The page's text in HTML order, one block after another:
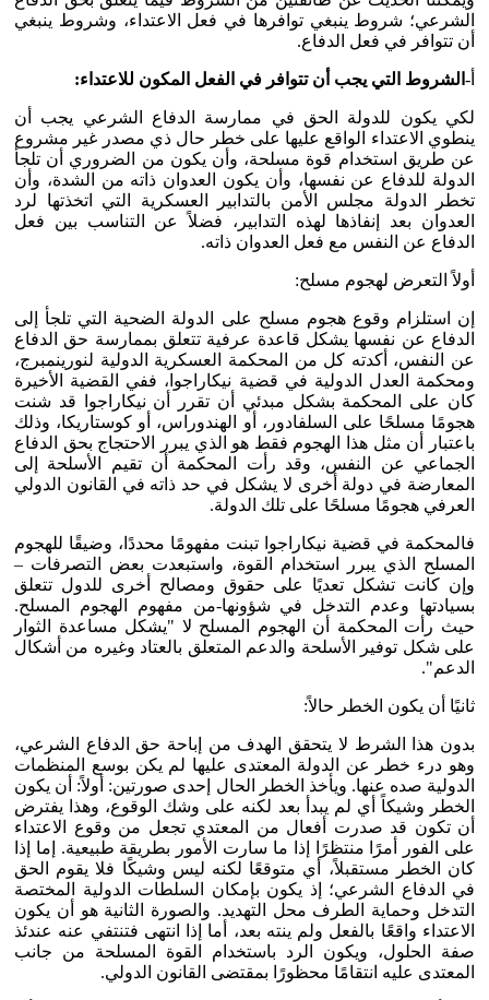
الشرعي؛ شروط ينبغي توافرها في فعل الاعتداء، وشروط ينبغي
أن تتوافر في فعل الدفاع.
أ- الشروط التي يجب أن تتوافر في الفعل المكون للاعتداء:
لكي يكون للدولة الحق في ممارسة الدفاع الشرعي يجب أن
ينطوي الاعتداء الواقع عليها على خطر حال ذي مصدر غير مشروع
عن طريق استخدام قوة مسلحة، وأن يكون من الضروري أن تلجأ
الدولة للدفاع عن نفسها، وأن يكون العدوان ذاته من الشدة، وأن
تخطر الدولة مجلس الأمن بالتدابير العسكرية التي اتخذتها لرد
العدوان بعد إنفاذها لهذه التدابير، فضلاً عن التناسب بين فعل
الدفاع عن النفس مع فعل العدوان ذاته.
أولاً التعرض لهجوم مسلح:
إن استلزام وقوع هجوم مسلح على الدولة الضحية التي تلجأ إلى
الدفاع عن نفسها يشكل قاعدة عرفية تتعلق بممارسة حق الدفاع
عن النفس، أكدته كل من المحكمة العسكرية الدولية لنورينمبرج،
ومحكمة العدل الدولية في قضية نيكاراجوا، ففي القضية الأخيرة
كان على المحكمة بشكل مبدئي أن تقرر أن نيكاراجوا قد شنت
هجومًا مسلحًا على السلفادور، أو الهندوراس، أو كوستاريكا، وذلك
باعتبار أن مثل هذا الهجوم فقط هو الذي يبرر الاحتجاج بحق الدفاع
الجماعي عن النفس، وقد رأت المحكمة أن تقيم الأسلحة إلى
المعارضة في دولة أخرى لا يشكل في حد ذاته في القانون الدولي
العرفي هجومًا مسلحًا على تلك الدولة.
فالمحكمة في قضية نيكاراجوا تبنت مفهومًا محددًا، وضيقًا للهجوم
المسلح الذي يبرر استخدام القوة، واستبعدت بعض التصرفات –
وإن كانت تشكل تعديًا على حقوق ومصالح أخرى للدول تتعلق
بسيادتها وعدم التدخل في شؤونها-من مفهوم الهجوم المسلح.
حيث رأت المحكمة أن الهجوم المسلح لا "يشكل مساعدة الثوار
على شكل توفير الأسلحة والدعم المتعلق بالعتاد وغيره من أشكال
الدعم".
ثانيًا أن يكون الخطر حالاً:
بدون هذا الشرط لا يتحقق الهدف من إباحة حق الدفاع الشرعي،
وهو درء خطر عن الدولة المعتدى عليها لم يكن بوسع المنظمات
الدولية صده عنها. ويأخذ الخطر الحال إحدى صورتين: أولاً: أن يكون
الخطر وشيكاً أي لم يبدأ بعد لكنه على وشك الوقوع، وهذا يفترض
أن تكون قد صدرت أفعال من المعتدي تجعل من وقوع الاعتداء
على الفور أمرًا منتظرًا إذا ما سارت الأمور بطريقة طبيعية. إما إذا
كان الخطر مستقبلاً، أي متوقعًا لكنه ليس وشيكًا فلا يقوم الحق
في الدفاع الشرعي؛ إذ يكون بإمكان السلطات الدولية المختصة
التدخل وحماية الطرف محل التهديد. والصورة الثانية هو أن يكون
الاعتداء واقعًا بالفعل ولم ينته بعد، أما إذا انتهى فتنتفي عنه عندئذ
صفة الحلول، ويكون الرد باستخدام القوة المسلحة من جانب
المعتدى عليه انتقامًا محظورًا بمقتضى القانون الدولي.